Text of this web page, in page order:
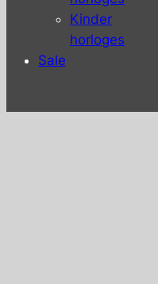
Kinder
horloges
Sale